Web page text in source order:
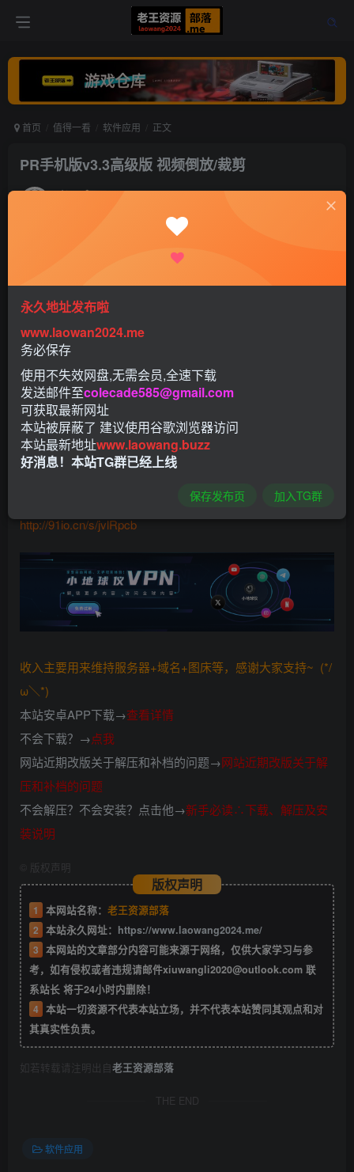
首页 值得一看 软件应用 正文
PR手机版v3.3高级版 视频倒放/裁剪
老王 打赏
软件介绍：
Pr提供了一些强大的功能，例如Pr视频裁剪，滤镜，拍摄。
让你脱离电脑编辑视频的限制。轻轻松松，随时随地编辑办
公。你可以与更多志同道合的人在一起交流经验，专业进
阶，相互提升。
http://91io.cn/s/jvlRpcb
收入主要用来维持服务器+域名+图床等，感谢大家支持~ (*/
ω＼*)
本站安卓APP下载→查看详情
不会下载？→点我
网站近期改版关于解压和补档的问题→网站近期改版关于解
压和补档的问题
不会解压？不会安装？点击他→新手必读∴下载、解压及安
装说明
版权声明
版权声明
1 本网站名称： 老王资源部落
2 本站永久网址： https://www.laowang2024.me/
3 本网站的文章部分内容可能来源于网络，仅供大家学习与参
考，如有侵权或者违规请邮件xiuwangli2020@outlook.com 联
系站长 将于24小时内删除！
4 本站一切资源不代表本站立场，并不代表本站赞同其观点和对
其真实性负责。
如若转载请注明出自老王资源部落
THE END
软件应用
永久地址发布啦
www.laowan2024.me
务必保存
使用不失效网盘,无需会员,全速下载
发送邮件至colecade585@gmail.com
可获取最新网址
本站被屏蔽了 建议使用谷歌浏览器访问
本站最新地址www.laowang.buzz
好消息！本站TG群已经上线
保存发布页 加入TG群